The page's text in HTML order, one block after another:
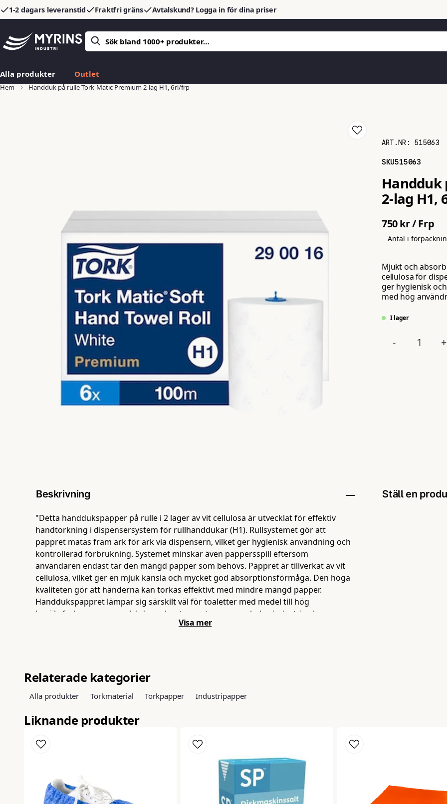
1-2 dagars leveranstid Fraktfri gräns Avtalskund? Logga in för dina priser
Alla produkter Outlet
Hem Handduk på rulle Tork Matic Premium 2-lag H1, 6rl/frp
ART.NR:515063
SKU515063
Handduk
2-lag H1,
750 kr/ Frp
Antal i
Mjukt och
cellulosa för
ger hygienisk
med hög
I lager
- +
Beskrivning
"Detta handdukspapper på rulle i 2 lager av vit cellulosa är utvecklat för effektiv
handtorkning i dispensersystem för rullhanddukar (H1). Rullsystemet gör att
pappret matas fram ark för ark via dispensern, vilket ger hygienisk användning och
kontrollerad förbrukning. Systemet minskar även pappersspill eftersom
användaren endast tar den mängd papper som behövs. Pappret är tillverkat av vit
cellulosa, vilket ger en mjuk känsla och mycket god absorptionsförmåga. Den höga
kvaliteten gör att händerna kan torkas effektivt med mindre mängd papper.
Handdukspappret lämpar sig särskilt väl för toaletter med medel till hög
besöksfrekvens, exempelvis inom kontor, restauranger, skolor, industri och
offentliga miljöer där hygien och driftsäkerhet är viktigt. Förpackningen innehåller 6
Visa mer
Ställ en
Relaterade kategorier
Alla produkter Torkmaterial Torkpapper Industripapper
Liknande produkter